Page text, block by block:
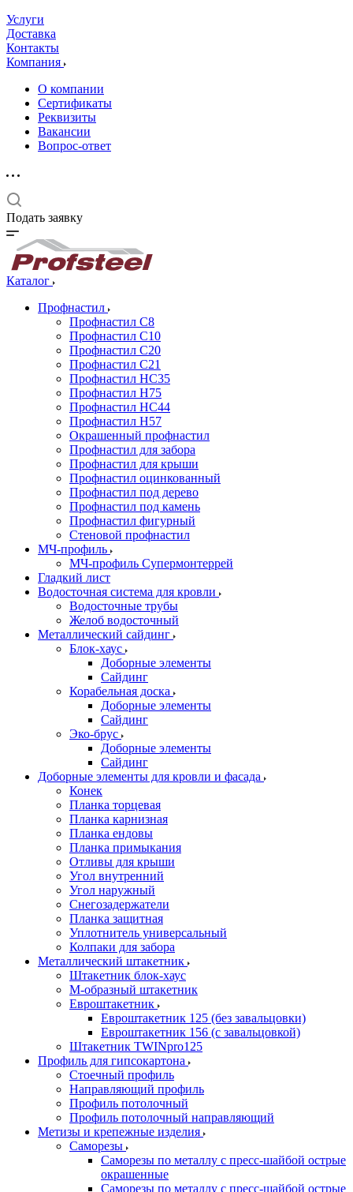
Услуги
Доставка
Контакты
Компания
О компании
Сертификаты
Реквизиты
Вакансии
Вопрос-ответ
Подать заявку
Каталог
Профнастил
Профнастил С8
Профнастил С10
Профнастил С20
Профнастил С21
Профнастил НС35
Профнастил Н75
Профнастил HC44
Профнастил Н57
Окрашенный профнастил
Профнастил для забора
Профнастил для крыши
Профнастил оцинкованный
Профнастил под дерево
Профнастил под камень
Профнастил фигурный
Стеновой профнастил
МЧ-профиль
МЧ-профиль Супермонтеррей
Гладкий лист
Водосточная система для кровли
Водосточные трубы
Желоб водосточный
Металлический сайдинг
Блок-хаус
Доборные элементы
Сайдинг
Корабельная доска
Доборные элементы
Сайдинг
Эко-брус
Доборные элементы
Сайдинг
Доборные элементы для кровли и фасада
Конек
Планка торцевая
Планка карнизная
Планка ендовы
Планка примыкания
Отливы для крыши
Угол внутренний
Угол наружный
Снегозадержатели
Планка защитная
Уплотнитель универсальный
Колпаки для забора
Металлический штакетник
Штакетник блок-хаус
М-образный штакетник
Евроштакетник
Евроштакетник 125 (без завальцовки)
Евроштакетник 156 (с завальцовкой)
Штакетник TWINpro125
Профиль для гипсокартона
Стоечный профиль
Направляющий профиль
Профиль потолочный
Профиль потолочный направляющий
Метизы и крепежные изделия
Саморезы
Саморезы по металлу с пресс-шайбой острые
окрашенные
Саморезы по металлу с пресс-шайбой острые